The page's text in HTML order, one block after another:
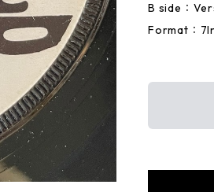
B side：
Format：